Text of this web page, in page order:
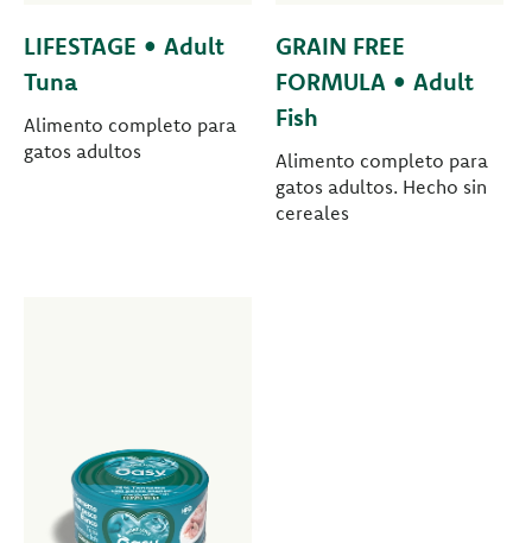
LIFESTAGE • Adult
Tuna
Alimento completo para
gatos adultos
GRAIN FREE
FORMULA • Adult
Fish
Alimento completo para
gatos adultos. Hecho sin
cereales